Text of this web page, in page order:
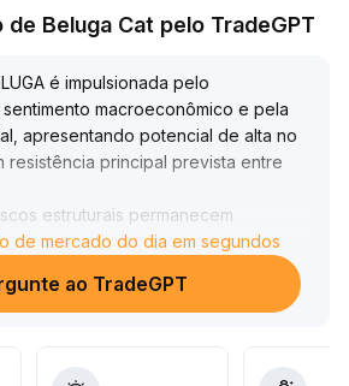
Beluga Cat pelo TradeGPT
é impulsionada pelo
macroeconômico e pela
apresentando potencial de alta no
resistência principal prevista entre
estruturais permanecem
do mercado à vista reduz o risco de
se o volume de negociação não
indica uma
de mercado do dia em segundos
ao TradeGPT